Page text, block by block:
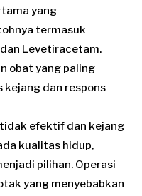
yang
termasuk
Levetiracetam.
obat yang paling
kejang dan respons
efektif dan kejang
kualitas hidup,
pilihan. Operasi
yang menyebabkan